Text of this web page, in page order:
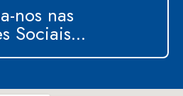
nos nas
Sociais...